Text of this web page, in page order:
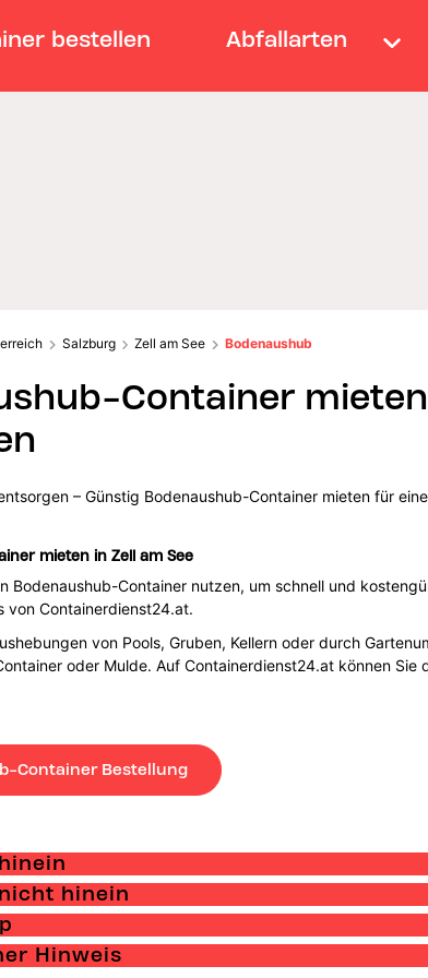
bestellen Abfallarten
Salzburg Zell am See Bodenaushub
Container
– Günstig Bodenaushub-Container mieten für
mieten in Zell am See
Bodenaushub-Container nutzen, um schnell und
von Containerdienst24.at.
von Pools, Gruben, Kellern oder durch
oder Mulde. Auf Containerdienst24.at können
Container Bestellung
hinein
Hinweis